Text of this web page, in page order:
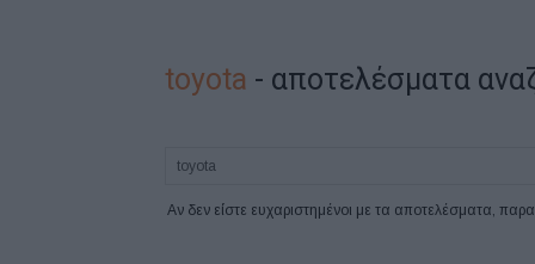
toyota - αποτελέσματα
Αν δεν είστε ευχαριστημένοι με τα αποτελέσματα,